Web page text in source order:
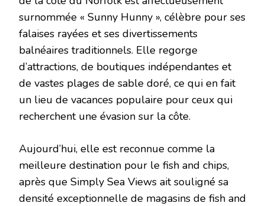
surnommée « Sunny Hunny », célèbre pour ses
falaises rayées et ses divertissements
balnéaires traditionnels. Elle regorge
d’attractions, de boutiques indépendantes et
de vastes plages de sable doré, ce qui en fait
un lieu de vacances populaire pour ceux qui
recherchent une évasion sur la côte.
Aujourd’hui, elle est reconnue comme la
meilleure destination pour le fish and chips,
après que Simply Sea Views ait souligné sa
densité exceptionnelle de magasins de fish and